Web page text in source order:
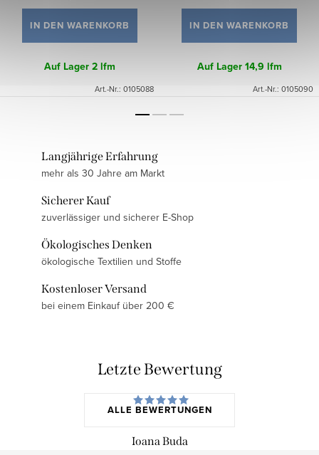
IN DEN WARENKORB
Auf Lager2 lfm
Art.-Nr.: 0105088
IN DEN WARENKORB
Auf Lager14,9 lfm
Art.-Nr.: 0105090
Langjährige Erfahrung
mehr als 30 Jahre am Markt
Sicherer Kauf
zuverlässiger und sicherer E-Shop
Ökologisches Denken
ökologische Textilien und Stoffe
Kostenloser Versand
bei einem Einkauf über 200 €
Letzte Bewertung
ALLE BEWERTUNGEN
Ioana Buda